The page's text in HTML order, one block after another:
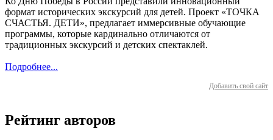
формат исторических экскурсий для детей. Проект «ТОЧКА
СЧАСТЬЯ. ДЕТИ», предлагает иммерсивные обучающие
программы, которые кардинально отличаются от
традиционных экскурсий и детских спектаклей.
Подробнее...
Добавить свой сайт
Рейтинг авторов